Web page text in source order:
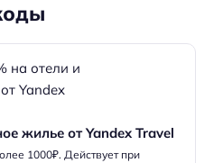
жилье от Yandex Travel
1000₽. Действует при